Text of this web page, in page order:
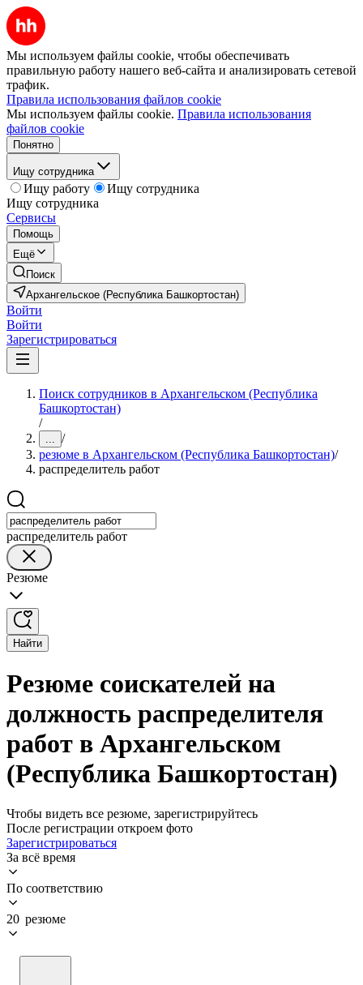
Мы используем файлы cookie, чтобы обеспечивать
правильную работу нашего веб-сайта и анализировать сетевой
трафик.
Правила использования файлов cookie
Мы используем файлы cookie. Правила использования
файлов cookie
Понятно
Ищу сотрудника
Ищу работу
Ищу сотрудника
Ищу сотрудника
Сервисы
Помощь
Ещё
Поиск
Архангельское (Республика Башкортостан)
Войти
Войти
Зарегистрироваться
Поиск сотрудников в Архангельском (Республика
Башкортостан)
/
... /
резюме в Архангельском (Республика Башкортостан)/
распределитель работ
распределитель работ
Резюме
Найти
Резюме соискателей на
должность распределителя
работ в Архангельском
(Республика Башкортостан)
Чтобы видеть все резюме, зарегистрируйтесь
После регистрации откроем фото
Зарегистрироваться
За всё время
По соответствию
20 резюме